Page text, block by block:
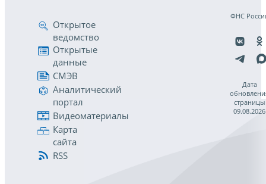
Открытое
ведомство
Открытые
данные
СМЭВ
Аналитический
портал
Видеоматериалы
Карта
сайта
RSS
ФНС
Дата
страницы
09.08.2026